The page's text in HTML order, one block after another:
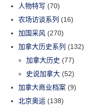
人物特写 (70)
农场访谈系列 (16)
加国采风 (270)
加拿大历史系列 (132)
加拿大历史 (77)
史说加拿大 (52)
加拿大商业档案 (9)
北京奥运 (138)